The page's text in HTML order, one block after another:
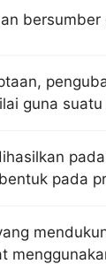
bersumber
guna
pada